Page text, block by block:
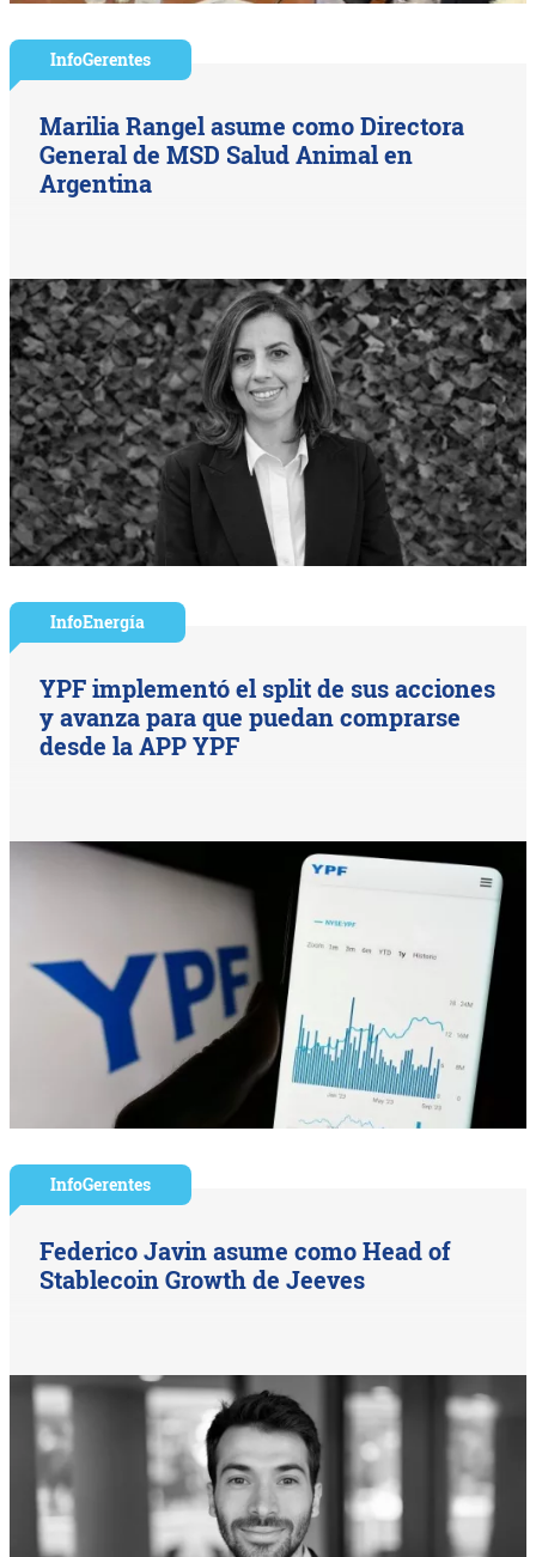
InfoGerentes
Marilia Rangel asume como Directora
General de MSD Salud Animal en
Argentina
InfoEnergía
YPF implementó el split de sus acciones
y avanza para que puedan comprarse
desde la APP YPF
InfoGerentes
Federico Javin asume como Head of
Stablecoin Growth de Jeeves